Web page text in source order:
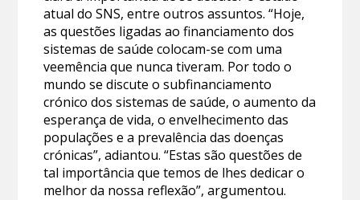
atual do SNS, entre outros assuntos. “Hoje,
as questões ligadas ao financiamento dos
sistemas de saúde colocam-se com uma
veemência que nunca tiveram. Por todo o
mundo se discute o subfinanciamento
crónico dos sistemas de saúde, o aumento da
esperança de vida, o envelhecimento das
populações e a prevalência das doenças
crónicas”, adiantou. “Estas são questões de
tal importância que temos de lhes dedicar o
melhor da nossa reflexão”, argumentou.